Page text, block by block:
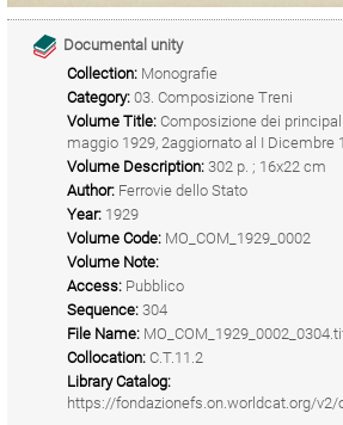
Documental unity
Collection: Monografie
Category: 03. Composizione Treni
Volume Title: Composizione dei
maggio 1929, 2aggiornato al I Dicembre
Volume Description: 302 p. ; 16x22 cm
Author: Ferrovie dello Stato
Year: 1929
Volume Code: MO_COM_1929_0002
Volume Note:
Access: Pubblico
Sequence: 304
File Name:
Collocation: C.T.11.2
Library Catalog:
https://fondazionefs.on.worldcat.org/